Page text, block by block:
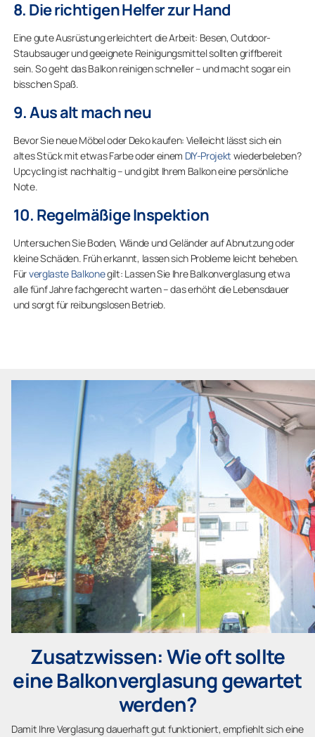
8. Die richtigen Helfer zur Hand
Eine gute Ausrüstung erleichtert die Arbeit: Besen, Outdoor-
Staubsauger und geeignete Reinigungsmittel sollten griffbereit
sein. So geht das Balkon reinigen schneller – und macht sogar ein
bisschen Spaß.
9. Aus alt mach neu
Bevor Sie neue Möbel oder Deko kaufen: Vielleicht lässt sich ein
altes Stück mit etwas Farbe oder einem DIY-Projekt wiederbeleben?
Upcycling ist nachhaltig – und gibt Ihrem Balkon eine persönliche
Note.
10. Regelmäßige Inspektion
Untersuchen Sie Boden, Wände und Geländer auf Abnutzung oder
kleine Schäden. Früh erkannt, lassen sich Probleme leicht beheben.
Fürverglaste Balkonegilt: Lassen Sie Ihre Balkonverglasung etwa
alle fünf Jahre fachgerecht warten – das erhöht die Lebensdauer
und sorgt für reibungslosen Betrieb.
Zusatzwissen: Wie oft sollte
eine Balkonverglasung gewartet
werden?
Damit Ihre Verglasung dauerhaft gut funktioniert, empfiehlt sich eine